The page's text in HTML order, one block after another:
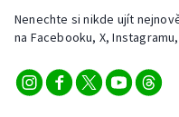
Nenechte si nikde ujít
na Facebooku, X,